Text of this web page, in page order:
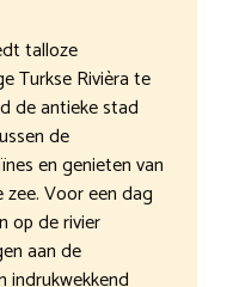
talloze
Turkse Rivièra te
de antieke stad
de
en genieten van
Voor een dag
op de rivier
aan de
indrukwekkend